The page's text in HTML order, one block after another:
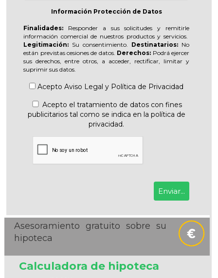
Información Protección de Datos
Finalidades: Responder a sus solicitudes y remitirle
información comercial de nuestros productos y servicios.
Legitimación: Su consentimiento. Destinatarios:No
están previstas cesiones de datos. Derechos: Podrá ejercer
sus derechos, entre otros, a acceder, rectificar, limitar y
suprimir sus datos.
AceptoAviso Legal y Política de Privacidad
Acepto el tratamiento de datos con fines
publicitarios tal como se indica en la política de
privacidad.
Asesoramiento gratuito sobre su
hipoteca
Calculadora de hipoteca